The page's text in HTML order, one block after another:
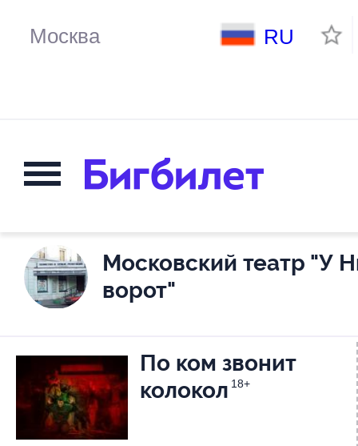
RU
Московский театр "У
ворот"
По ком звонит
колокол 18+